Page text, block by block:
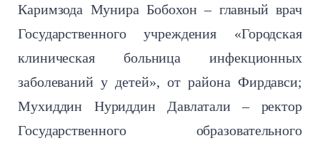
Каримзода Мунира Бобохон – главный врач
Государственного учреждения «Городская
клиническая больница инфекционных
заболеваний у детей», от района Фирдавси;
Мухиддин Нуриддин Давлатали – ректор
Государственного образовательного